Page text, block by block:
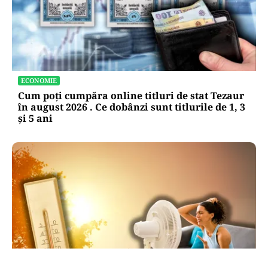
ECONOMIE
Cum poți cumpăra online titluri de stat Tezaur
în august 2026 . Ce dobânzi sunt titlurile de 1, 3
și 5 ani